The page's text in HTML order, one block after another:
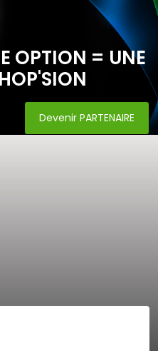
OPTION = UNE
Devenir PARTENAIRE